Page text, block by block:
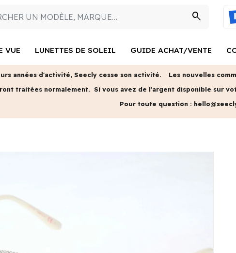
search
VUE LUNETTES DE SOLEIL GUIDE ACHAT/VENTE
années d'activité, Seecly cesse son activité.
Les nouvelles
traitées normalement. Si vous avez de l'argent disponible sur
Pour toute question :